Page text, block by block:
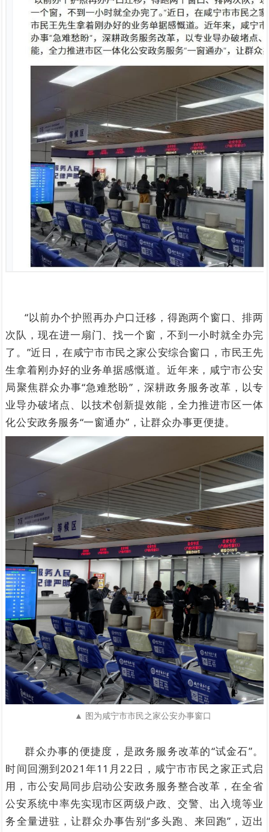
“以前办个护照再办户口迁移，得跑两个窗口、排两
次队，现在进一扇门、找一个窗，不到一小时就全办完
了。”近日，在咸宁市市民之家公安综合窗口，市民王先
生拿着刚办好的业务单据感慨道。近年来，咸宁市公安
局聚焦群众办事“急难愁盼”，深耕政务服务改革，以专
业导办破堵点、以技术创新提效能，全力推进市区一体
化公安政务服务“一窗通办”，让群众办事更便捷。
▲ 图为咸宁市市民之家公安办事窗口
群众办事的便捷度，是政务服务改革的“试金石”。
时间回溯到2021年11月22日，咸宁市市民之家正式启
用，市公安局同步启动公安政务服务整合改革，在全省
公安系统中率先实现市区两级户政、交警、出入境等业
务全量进驻，让群众办事告别“多头跑、来回跑”，迈出